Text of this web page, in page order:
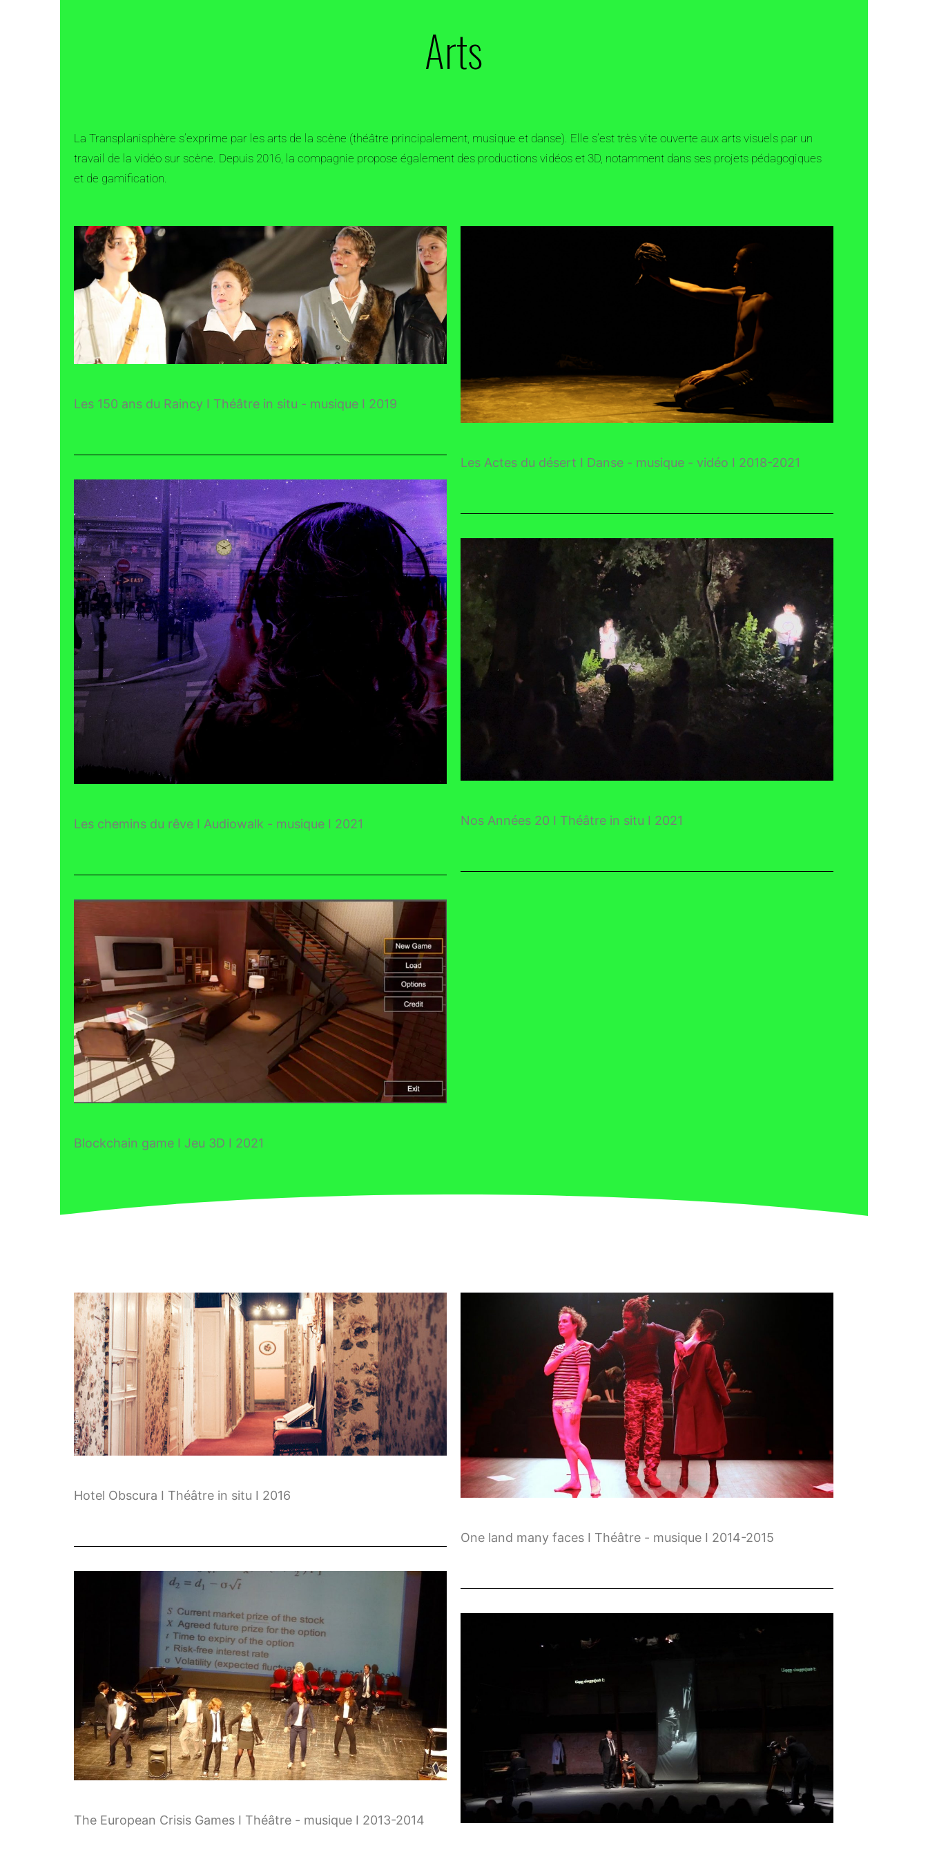
Arts
La Transplanisphère s’exprime par les arts de la scène (théâtre principalement, musique et danse). Elle s’est très vite ouverte aux arts visuels par un
travail de la vidéo sur scène. Depuis 2016, la compagnie propose également des productions vidéos et 3D, notamment dans ses projets pédagogiques
et de gamification.
Les 150 ans du Raincy I Théâtre in situ - musique I 2019
Les chemins du rêve I Audiowalk - musique I 2021
Blockchain game I Jeu 3D I 2021
Les Actes du désert I Danse - musique - vidéo I 2018-2021
Nos Années 20 I Théâtre in situ I 2021
Hotel Obscura I Théâtre in situ I 2016
The European Crisis Games I Théâtre - musique I 2013-2014
One land many faces I Théâtre - musique I 2014-2015